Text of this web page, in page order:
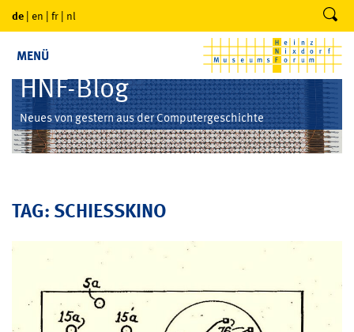
de | en | fr | nl
MENÜ
HNF-Blog
Neues von gestern aus der Computergeschichte
TAG: SCHIESSKINO